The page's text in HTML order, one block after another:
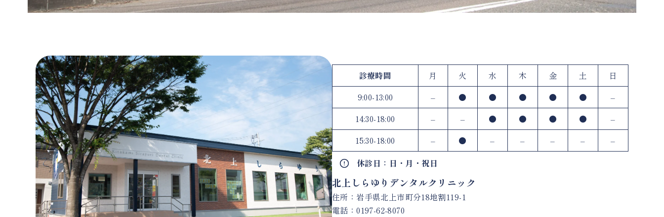
診療時間 月 火 水 木 金 土
日
9:00-13:00
– ● ● ● ● ●
–
14:30-18:00
– – ● ● ● ●
–
15:30-18:00
– ● – – – –
–
休診日：日・月・祝日
北上しらゆりデンタルクリニック
住所：岩手県北上市町分18地割119-1
電話：0197-62-8070